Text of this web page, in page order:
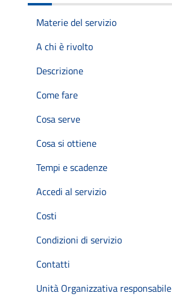
Materie del servizio
A chi è rivolto
Descrizione
Come fare
Cosa serve
Cosa si ottiene
Tempi e scadenze
Accedi al servizio
Costi
Condizioni di servizio
Contatti
Unità Organizzativa responsabile